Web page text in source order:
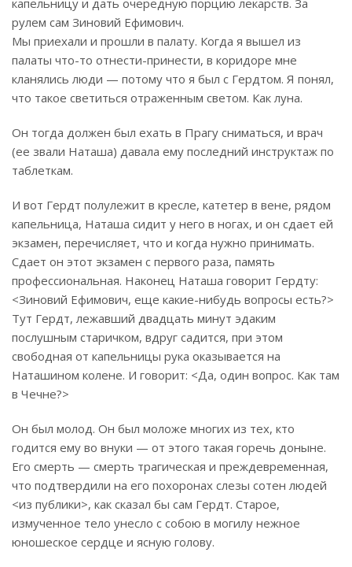
рулем сам Зиновий Ефимович.
Мы приехали и прошли в палату. Когда я вышел из
палаты что-то отнести-принести, в коридоре мне
кланялись люди — потому что я был с Гердтом. Я понял,
что такое светиться отраженным светом. Как луна.
Он тогда должен был ехать в Прагу сниматься, и врач
(ее звали Наташа) давала ему последний инструктаж по
таблеткам.
И вот Гердт полулежит в кресле, катетер в вене, рядом
капельница, Наташа сидит у него в ногах, и он сдает ей
экзамен, перечисляет, что и когда нужно принимать.
Сдает он этот экзамен с первого раза, память
профессиональная. Наконец Наташа говорит Гердту:
<Зиновий Ефимович, еще какие-нибудь вопросы есть?>
Тут Гердт, лежавший двадцать минут эдаким
послушным старичком, вдруг садится, при этом
свободная от капельницы рука оказывается на
Наташином колене. И говорит: <Да, один вопрос. Как там
в Чечне?>
Он был молод. Он был моложе многих из тех, кто
годится ему во внуки — от этого такая горечь доныне.
Его смерть — смерть трагическая и преждевременная,
что подтвердили на его похоронах слезы сотен людей
<из публики>, как сказал бы сам Гердт. Старое,
измученное тело унесло с собою в могилу нежное
юношеское сердце и ясную голову.